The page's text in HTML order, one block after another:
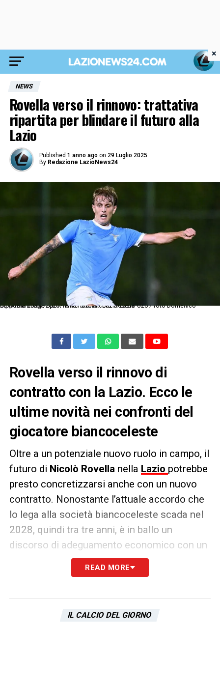
NEWS
Rovella verso il rinnovo: trattativa
ripartita per blindare il futuro alla
Lazio
Published 1 anno ago on 29 Luglio 2025
By Redazione LazioNews24
Dc Roma 20/07/2025 - amichevole / Lazio-Lazio U20 / foto Domenico Cippitelli/Image Sport nella foto: Nicolo' Rovella
Rovella verso il rinnovo di
contratto con la Lazio. Ecco le
ultime novità nei confronti del
giocatore biancoceleste
Oltre a un potenziale nuovo ruolo in campo, il
futuro di Nicolò Rovellanella Lazio potrebbe
presto concretizzarsi anche con un nuovo
contratto. Nonostante l’attuale accordo che
lo lega alla società biancoceleste scada nel
2028, quindi tra tre anni, è in ballo un
discorso di adeguamento economico con un
prolungamento fino al 2030. La società ha
imbastito questa trattativa con l’entourage
L’ingaggio di Rovella, secondo La Gazzetta
READ MORE
IL CALCIO DEL GIORNO
×